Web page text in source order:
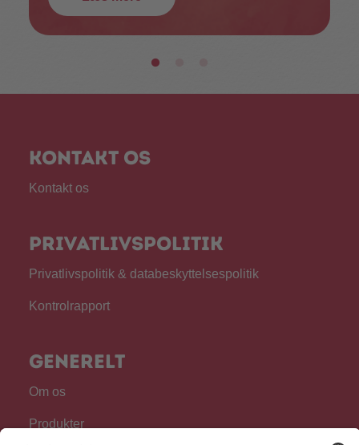
Kontakt os
Kontakt os
Privatlivspolitik
Privatlivspolitik & databeskyttelsespolitik
Kontrolrapport
Generelt
Om os
Produkter